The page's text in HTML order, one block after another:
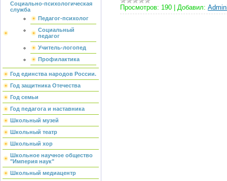
Социально-психологическая
служба
Педагог-психолог
Социальный
педагог
Учитель-логопед
Профилактика
Год единства народов России.
Год защитника Отечества
Год семьи
Год педагога и наставника
Школьный музей
Школьный театр
Школьный хор
Школьное научное общество
"Империя наук"
Школьный медиацентр
Просмотров: 190 | Добавил: